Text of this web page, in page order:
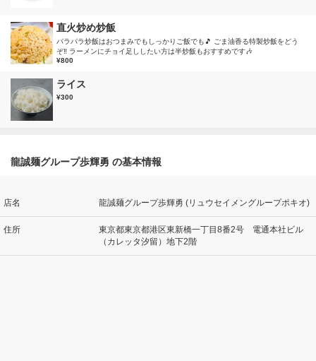
直火炒め炒飯
パラパラ炒飯はおつまみでもしっかりご飯でも🎵 ごま油香る特製炒飯をどう
ぞ‼️ ラーメンにチョイ足ししたい方は半炒飯もおすすめです🎶
¥800
ライス
¥300
龍誠麺グループ歩輝勇 の基本情報
店名 龍誠麺グループ歩輝勇 (リュウセイメングループポキオ)
住所
東京都東京都港区東新橋一丁目8番2号 電通本社ビル
（カレッタ汐留）地下2階